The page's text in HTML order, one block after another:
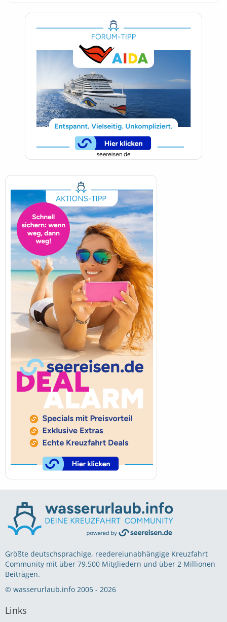
Größte deutschsprachige, reedereiunabhängige Kreuzfahrt
Community mit über 79.500 Mitgliedern und über 2 Millionen
Beiträgen.
© wasserurlaub.info 2005 - 2026
Links